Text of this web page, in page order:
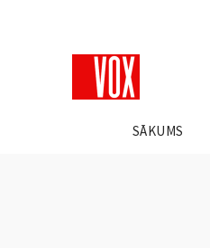
SĀKUMS